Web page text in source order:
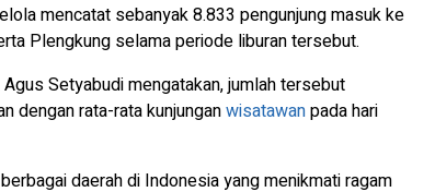
mencatat sebanyak 8.833 pengunjung masuk ke
Plengkung selama periode liburan tersebut.
Setyabudi mengatakan, jumlah tersebut
dengan rata-rata kunjunganwisatawanpada hari
daerah di Indonesia yang menikmati ragam